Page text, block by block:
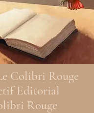
Colibri Rouge
Editorial
Rouge